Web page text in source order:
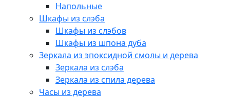
Напольные
Шкафы из слэба
Шкафы из слэбов
Шкафы из шпона дуба
Зеркала из эпоксидной смолы и дерева
Зеркала из слэба
Зеркала из спила дерева
Часы из дерева